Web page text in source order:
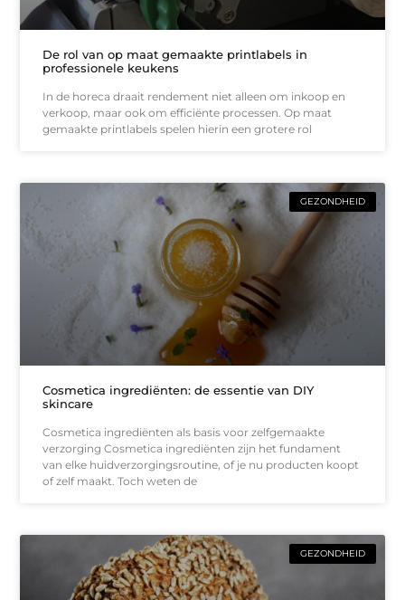
De rol van op maat gemaakte printlabels in
professionele keukens
In de horeca draait rendement niet alleen om inkoop en
verkoop, maar ook om efficiënte processen. Op maat
gemaakte printlabels spelen hierin een grotere rol
GEZONDHEID
Cosmetica ingrediënten: de essentie van DIY
skincare
Cosmetica ingrediënten als basis voor zelfgemaakte
verzorging Cosmetica ingrediënten zijn het fundament
van elke huidverzorgingsroutine, of je nu producten koopt
of zelf maakt. Toch weten de
GEZONDHEID